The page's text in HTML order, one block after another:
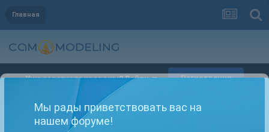
Главная
Уже зарегистрированы? Войти Регистрация
Мы рады приветствовать вас на
нашем форуме!